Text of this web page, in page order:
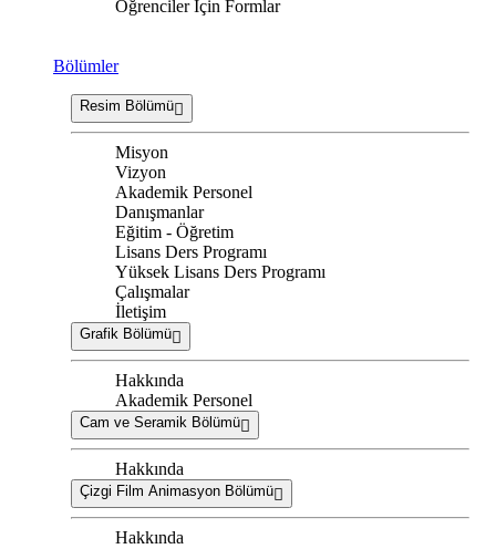
Öğrenciler İçin Formlar
Bölümler
Resim Bölümü
Misyon
Vizyon
Akademik Personel
Danışmanlar
Eğitim - Öğretim
Lisans Ders Programı
Yüksek Lisans Ders Programı
Çalışmalar
İletişim
Grafik Bölümü
Hakkında
Akademik Personel
Cam ve Seramik Bölümü
Hakkında
Çizgi Film Animasyon Bölümü
Hakkında